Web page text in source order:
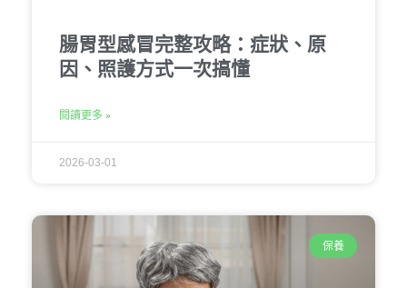
腸胃型感冒完整攻略：症狀、原
因、照護方式一次搞懂
閱讀更多 »
2026-03-01
保養